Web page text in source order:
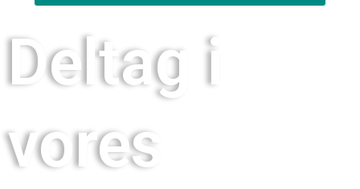
Deltag i
vores